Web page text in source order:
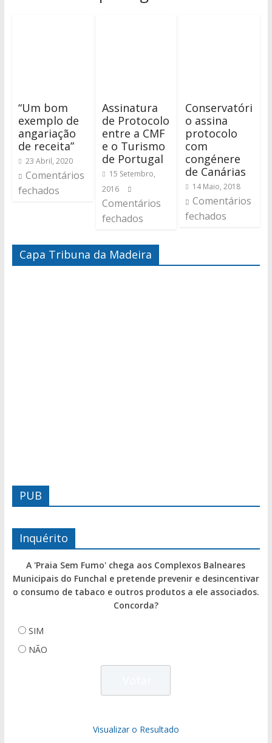
“Um bom
exemplo de
angariação
de receita”
23 Abril, 2020
Comentários
fechados
Assinatura
de Protocolo
entre a CMF
e o Turismo
de Portugal
15 Setembro,
2016
Comentários
fechados
Conservatóri
o assina
protocolo
com
congénere
de Canárias
14 Maio, 2018
Comentários
fechados
Capa Tribuna da Madeira
PUB
Inquérito
A 'Praia Sem Fumo' chega aos Complexos Balneares
Municipais do Funchal e pretende prevenir e desincentivar
o consumo de tabaco e outros produtos a ele associados.
Concorda?
SIM
NÃO
Visualizar o Resultado